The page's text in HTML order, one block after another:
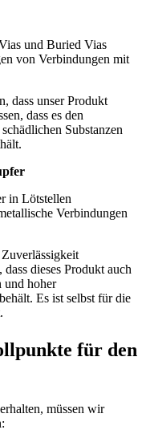
und Buried Vias
von Verbindungen mit
dass unser Produkt
dass es den
Substanzen
in Lötstellen
Verbindungen
dieses Produkt auch
und hoher
Es ist selbst für die
für den
müssen wir